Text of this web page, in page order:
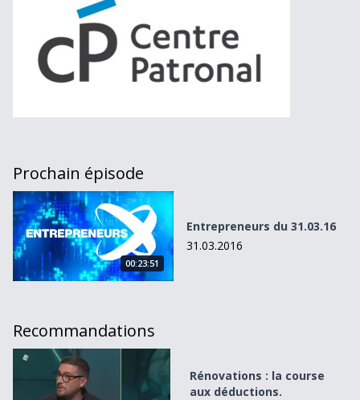
Prochain épisode
Entrepreneurs du 31.03.16
00:23:51
Entrepreneurs du 31.03.16
31.03.2016
Recommandations
Rénovations : la course aux déductions.
Rénovations : la course
aux déductions.